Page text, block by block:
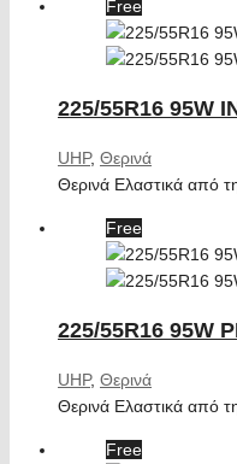
Free
225/55R16 95W
UHP, Θερινά
Θερινά Ελαστικά από
Free
225/55R16 95W
UHP, Θερινά
Θερινά Ελαστικά από
Free